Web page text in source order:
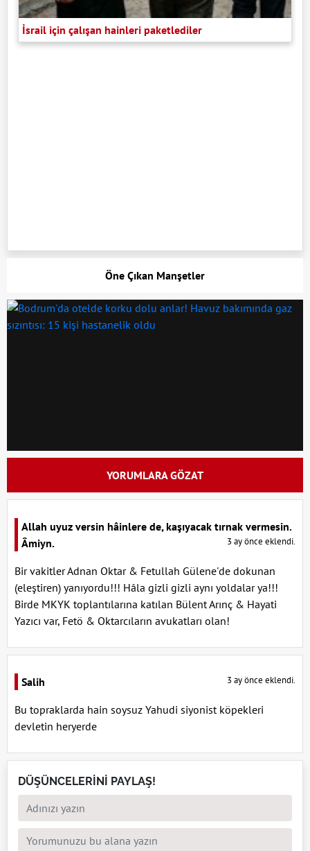
İsrail için çalışan hainleri paketlediler
Öne Çıkan Manşetler
YORUMLARA GÖZAT
Allah uyuz versin hâinlere de, kaşıyacak tırnak vermesin.
Âmiyn.
3 ay önce eklendi.
Bir vakitler Adnan Oktar & Fetullah Gülene'de dokunan
(eleştiren) yanıyordu!!! Hâla gizli gizli aynı yoldalar ya!!!
Birde MKYK toplantılarına katılan Bülent Arınç & Hayati
Yazıcı var, Fetö & Oktarcıların avukatları olan!
Salih 3 ay önce eklendi.
Bu topraklarda hain soysuz Yahudi siyonist köpekleri
devletin heryerde
DÜŞÜNCELERİNİ PAYLAŞ!